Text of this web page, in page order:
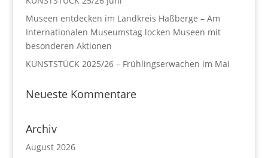
Museen entdecken im Landkreis Haßberge – Am
Internationalen Museumstag locken Museen mit
besonderen Aktionen
KUNSTSTÜCK 2025/26 – Frühlingserwachen im Mai
Neueste Kommentare
Archiv
August 2026